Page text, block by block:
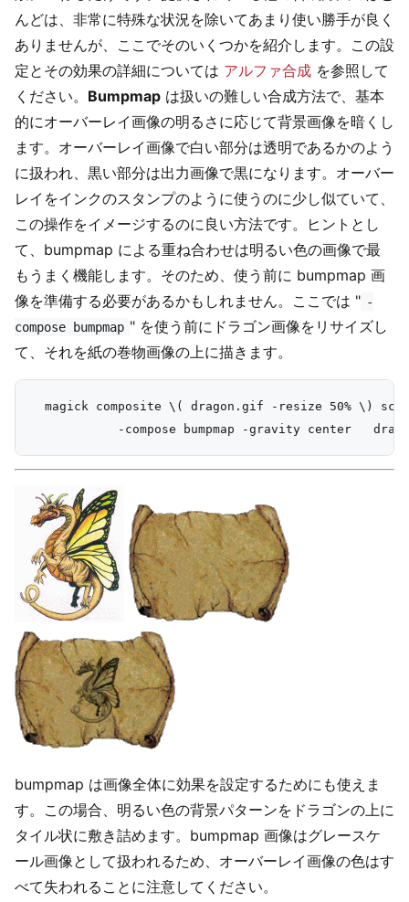
んどは、非常に特殊な状況を除いてあまり使い勝手が良く
ありませんが、ここでそのいくつかを紹介します。この設
定とその効果の詳細については アルファ合成 を参照して
ください。 Bumpmap は扱いの難しい合成方法で、基本
的にオーバーレイ画像の明るさに応じて背景画像を暗くし
ます。オーバーレイ画像で白い部分は透明であるかのよう
に扱われ、黒い部分は出力画像で黒になります。オーバー
レイをインクのスタンプのように使うのに少し似ていて、
この操作をイメージするのに良い方法です。ヒントとし
て、bumpmap による重ね合わせは明るい色の画像で最
もうまく機能します。そのため、使う前に bumpmap 画
像を準備する必要があるかもしれません。ここでは " -
compose bumpmap " を使う前にドラゴン画像をリサイズし
て、それを紙の巻物画像の上に描きます。
magick composite \( dragon.gif -resize 50% \)
bumpmap は画像全体に効果を設定するためにも使えま
す。この場合、明るい色の背景パターンをドラゴンの上に
タイル状に敷き詰めます。bumpmap 画像はグレースケ
ール画像として扱われるため、オーバーレイ画像の色はす
べて失われることに注意してください。